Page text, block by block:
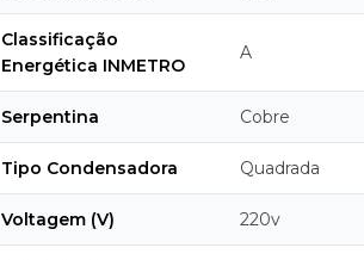
Classificação
Energética INMETRO
A
Serpentina Cobre
Tipo Condensadora Quadrada
Voltagem (V) 220v